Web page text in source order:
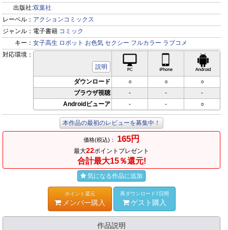
出版社:双葉社
レーベル： アクションコミックス
ジャンル： 電子書籍 コミック
キー： 女子高生 ロボット お色気 セクシー フルカラー ラブコメ
対応環境：
説明
iPhone対応
ダウンロード ○ ○
○
ブラウザ視聴
- -
-
Androidビューア
- - ○
本作品の最初のレビューを募集中！
価格(税込)： 165円
最大22ポイントプレゼント
合計最大15％還元!
気になる作品に追加
ポイント還元
メンバー購入
再ダウンロード7日間
ゲスト購入
作品説明